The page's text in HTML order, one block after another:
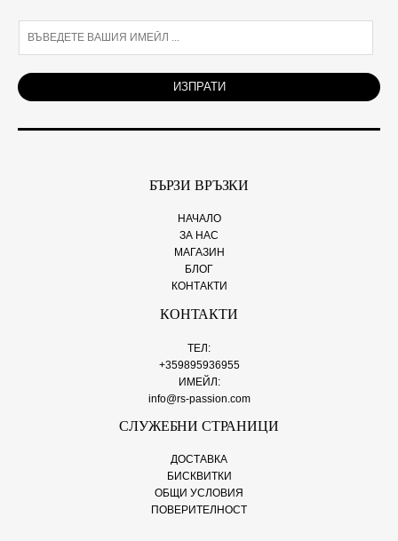
i
l
ИЗПРАТИ
БЪРЗИ ВРЪЗКИ
НАЧАЛО
ЗА НАС
МАГАЗИН
БЛОГ
КОНТАКТИ
КОНТАКТИ
ТЕЛ:
+359895936955
ИМЕЙЛ:
info@rs-passion.com
СЛУЖЕБНИ СТРАНИЦИ
ДОСТАВКА
БИСКВИТКИ
ОБЩИ УСЛОВИЯ
ПОВЕРИТЕЛНОСТ